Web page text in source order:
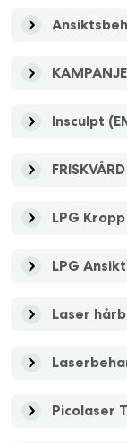
Insculpt
FRISKVÅRD
LPG
LPG
Laser
Picolaser